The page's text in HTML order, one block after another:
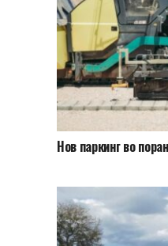
Нов паркинг во